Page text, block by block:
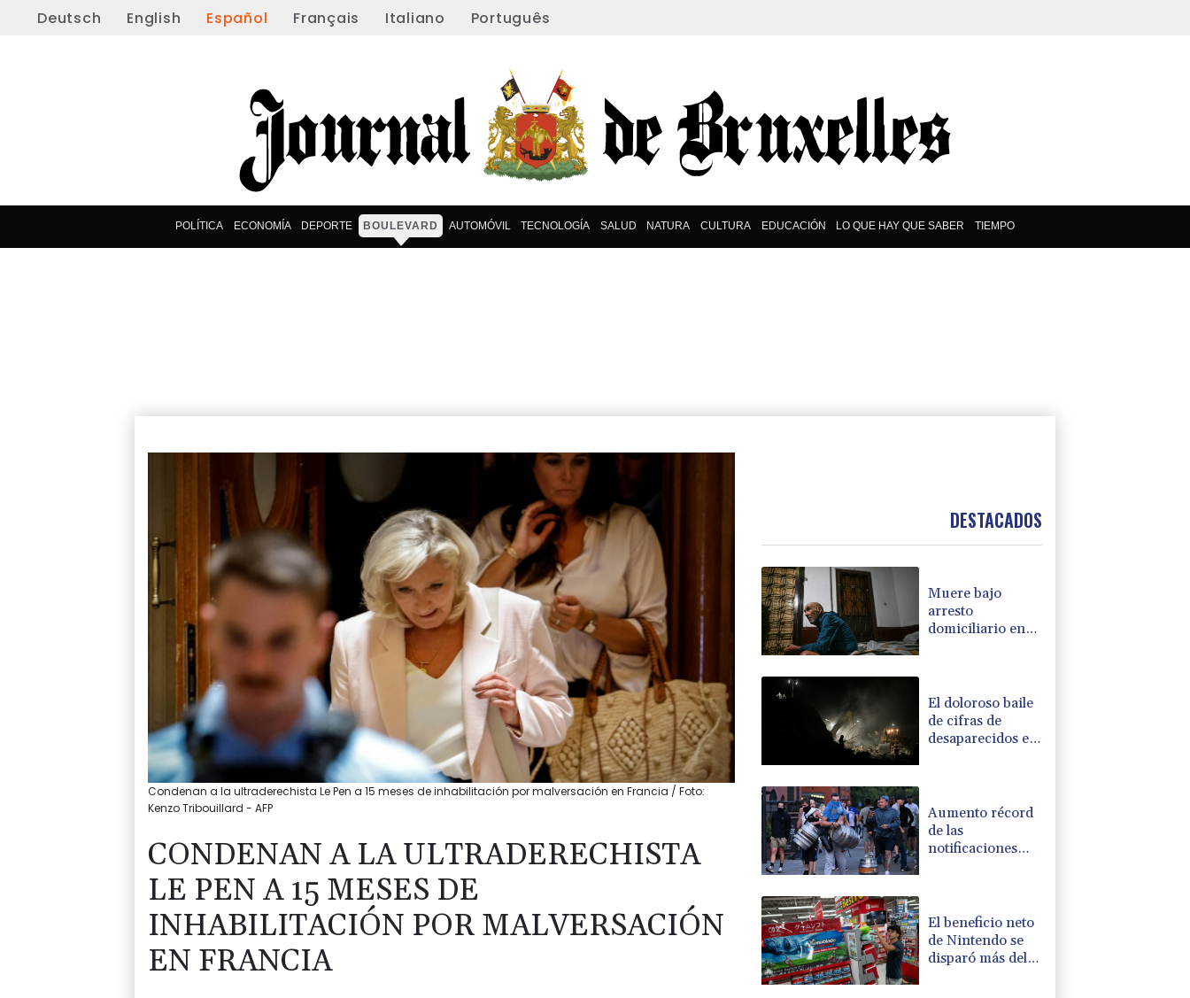
Deutsch English Español Français Italiano Português
POLÍTICA ECONOMÍA DEPORTE BOULEVARD AUTOMÓVIL TECNOLOGÍA SALUD NATURA CULTURA EDUCACIÓN LO QUE HAY QUE SABER TIEMPO
Condenan a la ultraderechista Le Pen a 15 meses de inhabilitación por malversación en Francia / Foto:
Kenzo Tribouillard - AFP
CONDENAN A LA ULTRADERECHISTA
LE PEN A 15 MESES DE
INHABILITACIÓN POR MALVERSACIÓN
EN FRANCIA
DESTACADOS
Muere bajo
arresto
domiciliario en
El doloroso baile
de cifras de
desaparecidos en
Aumento récord
de las
notificaciones
El beneficio neto
de Nintendo se
disparó más del